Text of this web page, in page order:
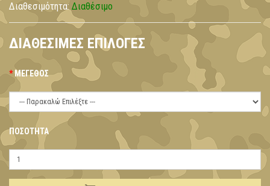
Διαθεσιμότητα: Διαθέσιμο
ΔΙΑΘΈΣΙΜΕΣ ΕΠΙΛΟΓΈΣ
ΜΈΓΕΘΟΣ
ΠΟΣΌΤΗΤΑ